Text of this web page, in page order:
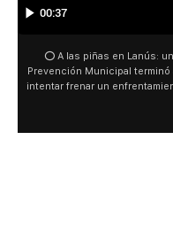
00:00
⭕En medio del tercer show
Movistar Arena, el público
se vende” y junto a la